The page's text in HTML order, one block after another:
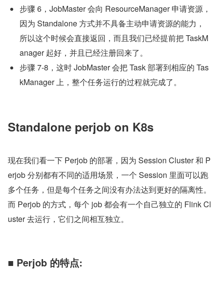
步骤 6，JobMaster 会向 ResourceManager 申请资源，
因为 Standalone 方式并不具备主动申请资源的能力，
所以这个时候会直接返回，而且我们已经提前把 TaskM
anager 起好，并且已经注册回来了。
步骤 7-8，这时 JobMaster 会把 Task 部署到相应的 Tas
kManager 上，整个任务运行的过程就完成了。
Standalone perjob on K8s
现在我们看一下 Perjob 的部署，因为 Session Cluster 和 P
erjob 分别都有不同的适用场景，一个 Session 里面可以跑
多个任务，但是每个任务之间没有办法达到更好的隔离性。
而 Perjob 的方式，每个 job 都会有一个自己独立的 Flink Cl
uster 去运行，它们之间相互独立。
■ Perjob 的特点: